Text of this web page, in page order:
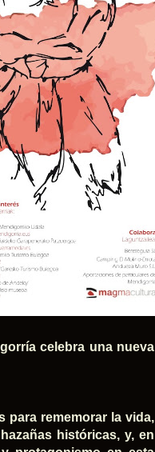
celebra una nueva
para rememorar la vida,
históricas, y, en